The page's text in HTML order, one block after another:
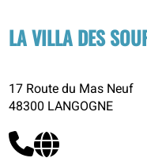
LA VILLA DES
17 Route du Mas Neuf
48300 LANGOGNE